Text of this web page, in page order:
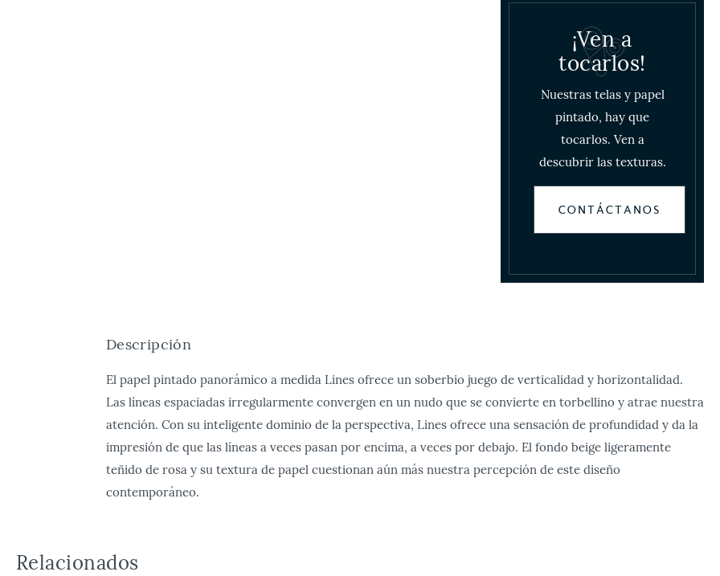
¡Ven a
tocarlos!
Nuestras telas y papel
pintado, hay que
tocarlos. Ven a
descubrir las texturas.
CONTÁCTANOS
Descripción
El papel pintado panorámico a medida Lines ofrece un soberbio juego de verticalidad y horizontalidad.
Las líneas espaciadas irregularmente convergen en un nudo que se convierte en torbellino y atrae nuestra
atención. Con su inteligente dominio de la perspectiva, Lines ofrece una sensación de profundidad y da la
impresión de que las líneas a veces pasan por encima, a veces por debajo. El fondo beige ligeramente
teñido de rosa y su textura de papel cuestionan aún más nuestra percepción de este diseño
contemporáneo.
Relacionados